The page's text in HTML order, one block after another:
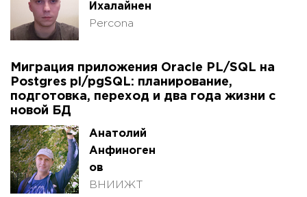
Ихалайнен
Percona
Миграция приложения Oracle PL/SQL на
Postgres pl/pgSQL: планирование,
подготовка, переход и два года жизни с
новой БД
Анатолий
Анфиноген
ов
ВНИИЖТ